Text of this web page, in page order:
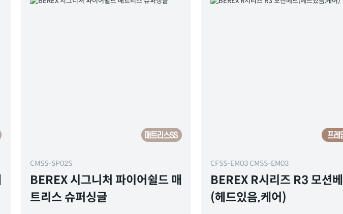
CMSS-SP02S
BEREX 시그니처 파이어쉴드 매
트리스 슈퍼싱글
CFSS-EM03 CMSS-EM03
BEREX R시리즈 R3 모션
(헤드있음,케어)